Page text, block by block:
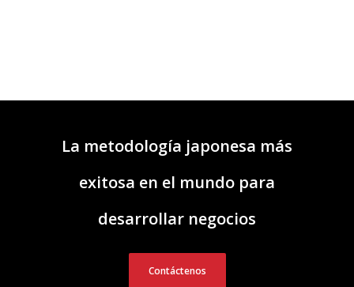
La metodología japonesa más
exitosa en el mundo para
desarrollar negocios
Contáctenos